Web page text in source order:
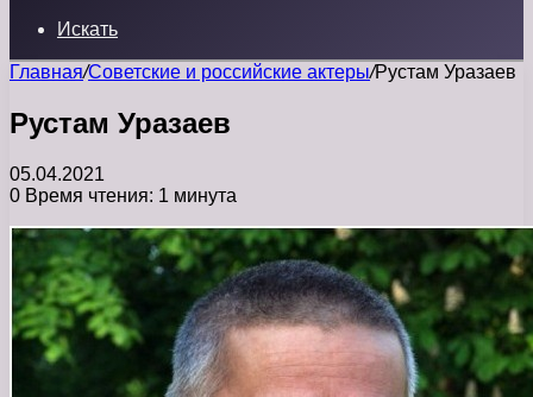
Искать
Главная/Советские и российские актеры/Рустам Уразаев
Рустам Уразаев
05.04.2021
0 Время чтения: 1 минута